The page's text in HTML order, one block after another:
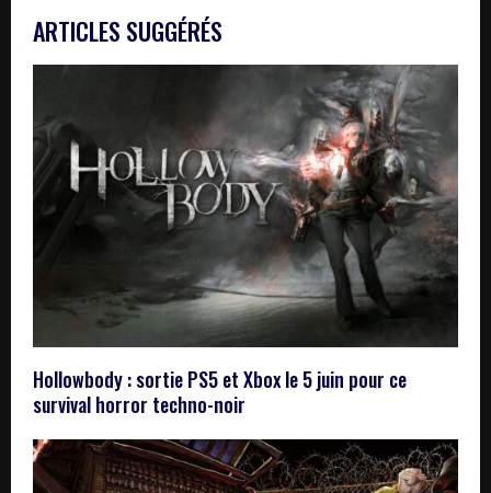
ARTICLES SUGGÉRÉS
Hollowbody : sortie PS5 et Xbox le 5 juin pour ce
survival horror techno-noir